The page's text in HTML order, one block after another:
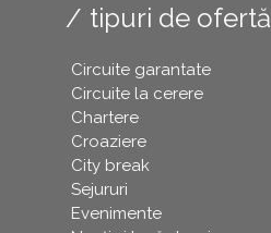
tipuri de ofertă
Circuite garantate
Circuite la cerere
Chartere
Croaziere
City break
Sejururi
Evenimente